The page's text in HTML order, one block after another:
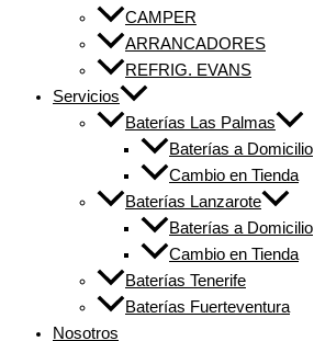
CAMPER
ARRANCADORES
REFRIG. EVANS
Servicios
Baterías Las Palmas
Baterías a Domicilio
Cambio en Tienda
Baterías Lanzarote
Baterías a Domicilio
Cambio en Tienda
Baterías Tenerife
Baterías Fuerteventura
Nosotros